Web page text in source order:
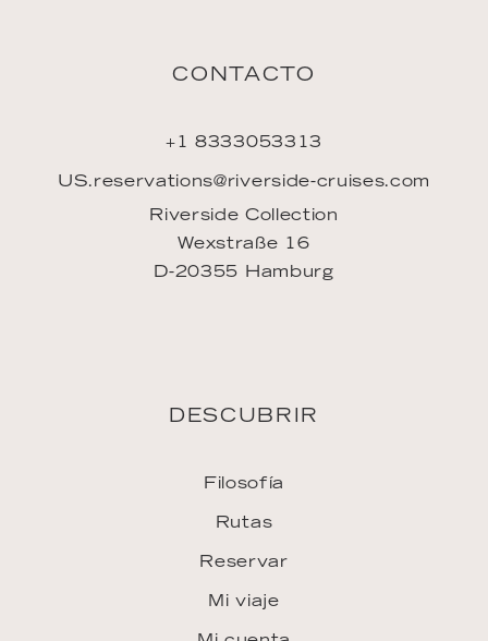
CONTACTO
+1 8333053313
US.reservations@riverside-cruises.com
Riverside Collection
Wexstraße 16
D-20355 Hamburg
DESCUBRIR
Filosofía
Rutas
Reservar
Mi viaje